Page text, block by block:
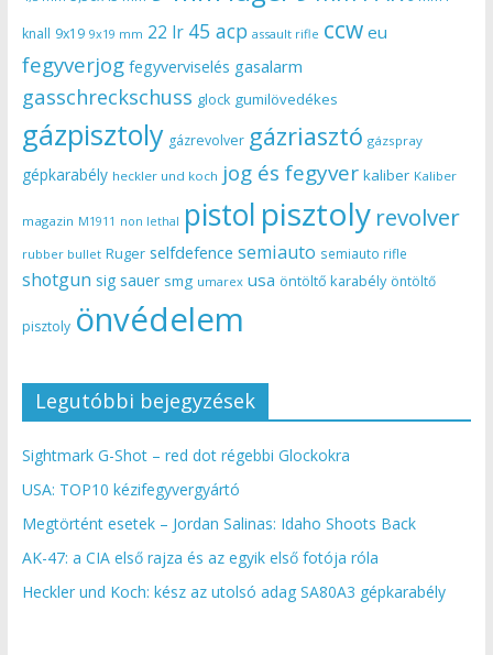
knall 9x19 9x19 mm 22 lr 45 acp assault rifle ccw eu
fegyverjog fegyverviselés gasalarm
gasschreckschuss glock gumilövedékes
gázpisztoly gázrevolver gázriasztó gázspray
gépkarabély heckler und koch jog és fegyver kaliber Kaliber
magazin M1911 non lethal pistol pisztoly revolver
rubber bullet Ruger selfdefence semiauto semiauto rifle
shotgun sig sauer smg umarex usa öntöltő karabély öntöltő
pisztoly önvédelem
Legutóbbi bejegyzések
Sightmark G-Shot – red dot régebbi Glockokra
USA: TOP10 kézifegyvergyártó
Megtörtént esetek – Jordan Salinas: Idaho Shoots Back
AK-47: a CIA első rajza és az egyik első fotója róla
Heckler und Koch: kész az utolsó adag SA80A3 gépkarabély